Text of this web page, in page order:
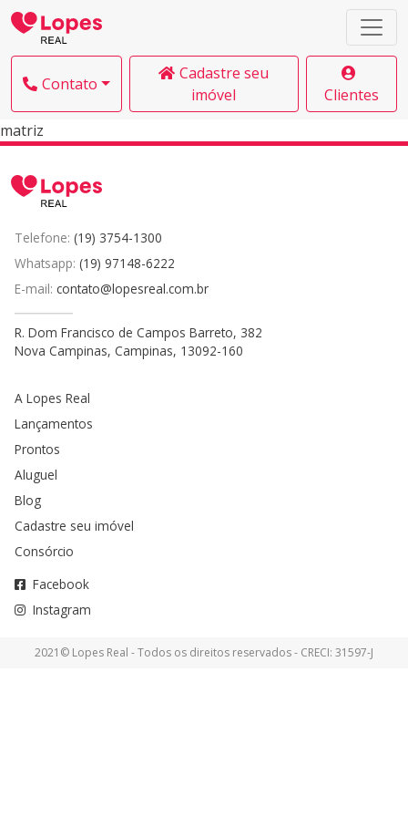
Contato
Cadastre seu
imóvel
Clientes
matriz
Telefone: (19) 3754-1300
Whatsapp: (19) 97148-6222
E-mail: contato@lopesreal.com.br
R. Dom Francisco de Campos Barreto, 382
Nova Campinas, Campinas, 13092-160
A Lopes Real
Lançamentos
Prontos
Aluguel
Blog
Cadastre seu imóvel
Consórcio
Facebook
Instagram
2021© Lopes Real - Todos os direitos reservados - CRECI: 31597-J